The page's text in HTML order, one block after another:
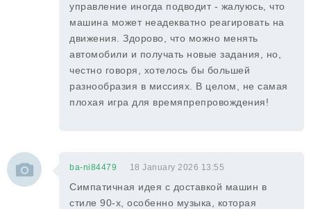
управление иногда подводит - жалуюсь, что
машина может неадекватно реагировать на
движения. Здорово, что можно менять
автомобили и получать новые задания, но,
честно говоря, хотелось бы большей
разнообразия в миссиях. В целом, не самая
плохая игра для времяпрепровождения!
ba-ni84479 18 January 2026 13:55
Симпатичная идея с доставкой машин в
стиле 90-х, особенно музыка, которая